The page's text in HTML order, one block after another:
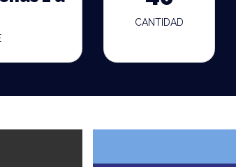
CANTIDAD